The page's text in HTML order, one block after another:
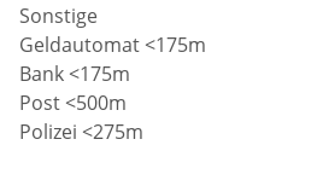
Sonstige
Geldautomat <175m
Bank <175m
Post <500m
Polizei <275m